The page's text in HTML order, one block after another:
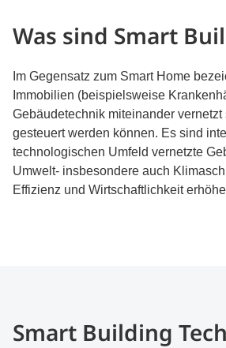
Was sind Smart
Im Gegensatz zum Smart Home
Immobilien (beispielsweise
Gebäudetechnik miteinander
gesteuert werden können. Es sind
technologischen Umfeld vernetzte
Umwelt- insbesondere auch
Effizienz und Wirtschaftlichkeit
Smart Building